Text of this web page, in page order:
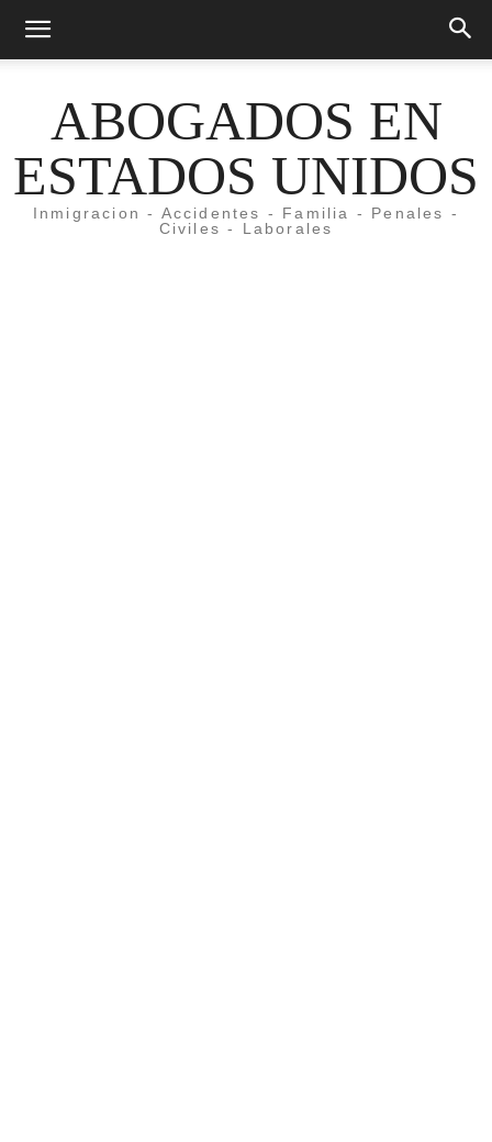
ABOGADOS EN
ESTADOS UNIDOS
Inmigracion - Accidentes - Familia - Penales -
Civiles - Laborales